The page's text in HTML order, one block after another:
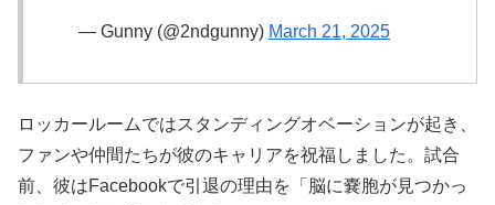
— Gunny (@2ndgunny) March 21, 2025
ロッカールームではスタンディングオベーションが起き、
ファンや仲間たちが彼のキャリアを祝福しました。試合
前、彼はFacebookで引退の理由を「脳に嚢胞が見つかっ